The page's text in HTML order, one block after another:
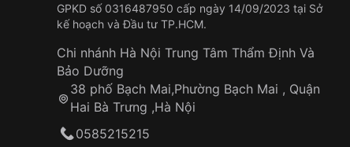
GPKD số 0316487950 cấp ngày 14/09/2023 tại Sở
kế hoạch và Đầu tư TP.HCM.
Chi nhánh Hà Nội Trung Tâm Thẩm Định Và
Bảo Dưỡng
38 phố Bạch Mai,Phường Bạch Mai , Quận
Hai Bà Trưng ,Hà Nội
0585215215